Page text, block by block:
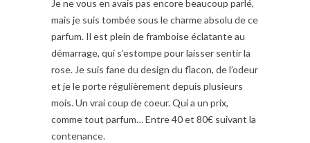
Je ne vous en avais pas encore beaucoup parlé,
mais je suis tombée sous le charme absolu de ce
parfum. Il est plein de framboise éclatante au
démarrage, qui s’estompe pour laisser sentir la
rose. Je suis fane du design du flacon, de l’odeur
et je le porte régulièrement depuis plusieurs
mois. Un vrai coup de coeur. Qui a un prix,
comme tout parfum… Entre 40 et 80€ suivant la
contenance.